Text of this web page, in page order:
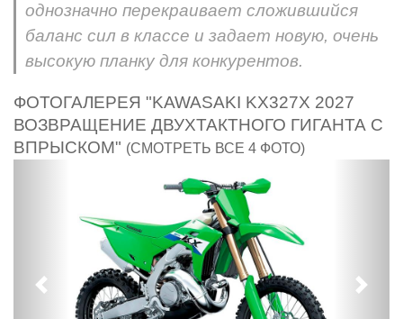
однозначно перекраивает сложившийся
баланс сил в классе и задает новую, очень
высокую планку для конкурентов.
ФОТОГАЛЕРЕЯ "KAWASAKI KX327X 2027
ВОЗВРАЩЕНИЕ ДВУХТАКТНОГО ГИГАНТА С
ВПРЫСКОМ" (СМОТРЕТЬ ВСЕ 4 ФОТО)
Предыдущий